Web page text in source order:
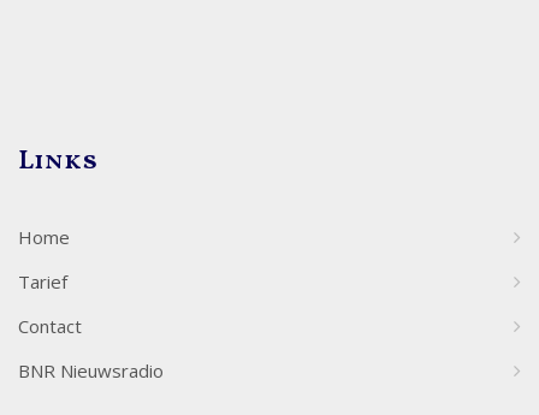
Links
Home
Tarief
Contact
BNR Nieuwsradio